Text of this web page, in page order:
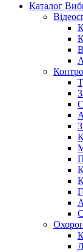
Каталог